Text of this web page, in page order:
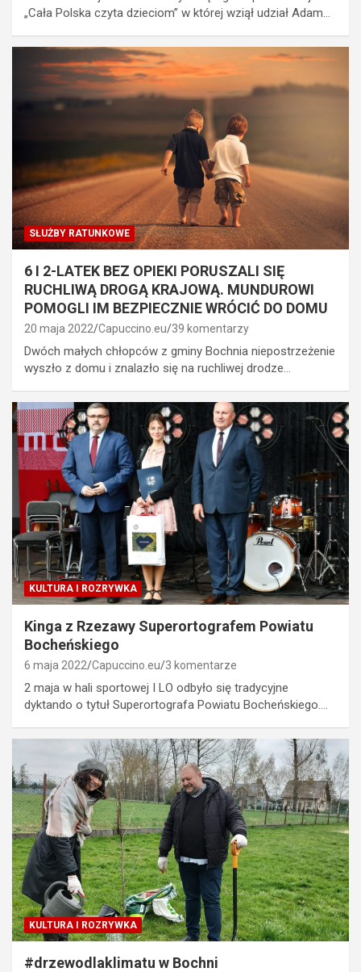
„Cała Polska czyta dzieciom” w której wziął udział Adam…
SŁUŻBY RATUNKOWE
6 I 2-LATEK BEZ OPIEKI PORUSZALI SIĘ
RUCHLIWĄ DROGĄ KRAJOWĄ. MUNDUROWI
POMOGLI IM BEZPIECZNIE WRÓCIĆ DO DOMU
20 maja 2022 Capuccino.eu 39 komentarzy
Dwóch małych chłopców z gminy Bochnia niepostrzeżenie
wyszło z domu i znalazło się na ruchliwej drodze…
KULTURA I ROZRYWKA
Kinga z Rzezawy Superortografem Powiatu
Bocheńskiego
6 maja 2022 Capuccino.eu 3 komentarze
2 maja w hali sportowej I LO odbyło się tradycyjne
dyktando o tytuł Superortografa Powiatu Bocheńskiego.…
KULTURA I ROZRYWKA
#drzewodlaklimatu w Bochni